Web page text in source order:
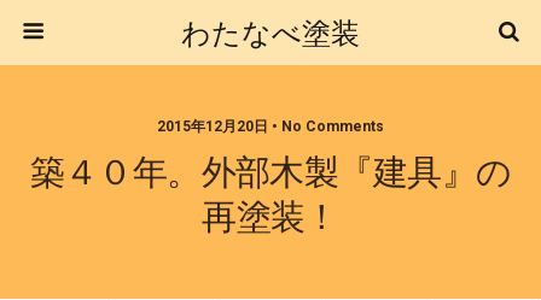
わたなべ塗装
2015年12月20日 • No Comments
築４０年。外部木製『建具』の
再塗装！